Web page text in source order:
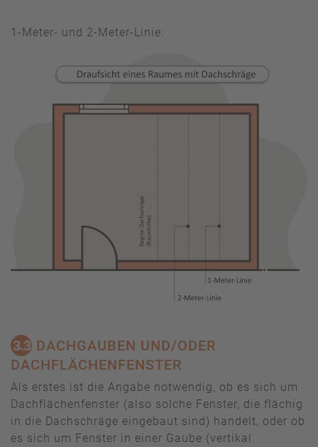
1-Meter- und 2-Meter-Linie:
3.3 DACHGAUBEN UND/ODER
DACHFLÄCHENFENSTER
Als erstes ist die Angabe notwendig, ob es sich um
Dachflächenfenster (also solche Fenster, die flächig
in die Dachschräge eingebaut sind) handelt, oder ob
es sich um Fenster in einer Gaube (vertikal